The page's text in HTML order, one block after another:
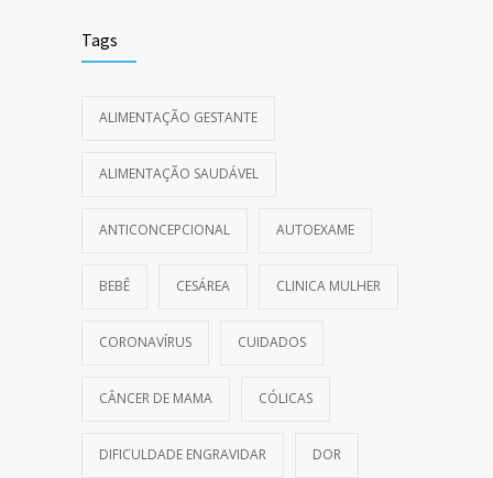
Tags
ALIMENTAÇÃO GESTANTE
ALIMENTAÇÃO SAUDÁVEL
ANTICONCEPCIONAL AUTOEXAME
BEBÊ CESÁREA CLINICA MULHER
CORONAVÍRUS CUIDADOS
CÂNCER DE MAMA CÓLICAS
DIFICULDADE ENGRAVIDAR DOR